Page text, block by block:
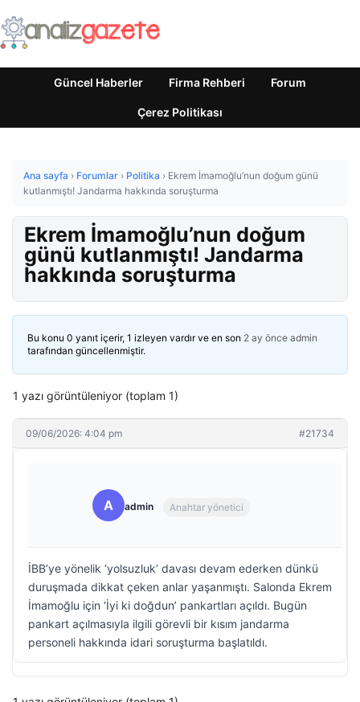
Güncel Haberler Firma Rehberi Forum
Çerez Politikası
Ana sayfa › Forumlar › Politika › Ekrem İmamoğlu’nun doğum günü
kutlanmıştı! Jandarma hakkında soruşturma
Ekrem İmamoğlu’nun doğum
günü kutlanmıştı! Jandarma
hakkında soruşturma
Bu konu 0 yanıt içerir, 1 izleyen vardır ve en son 2 ay önce admin
tarafından güncellenmiştir.
1 yazı görüntüleniyor (toplam 1)
09/06/2026: 4:04 pm #21734
A admin Anahtar yönetici
İBB’ye yönelik ‘yolsuzluk’ davası devam ederken dünkü
duruşmada dikkat çeken anlar yaşanmıştı. Salonda Ekrem
İmamoğlu için ‘İyi ki doğdun’ pankartları açıldı. Bugün
pankart açılmasıyla ilgili görevli bir kısım jandarma
personeli hakkında idari soruşturma başlatıldı.